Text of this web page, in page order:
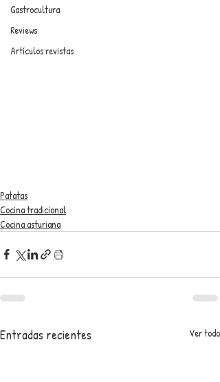
Gastrocultura
Reviews
Artículos revistas
Patatas
Cocina tradicional
Cocina asturiana
Entradas recientes Ver todo